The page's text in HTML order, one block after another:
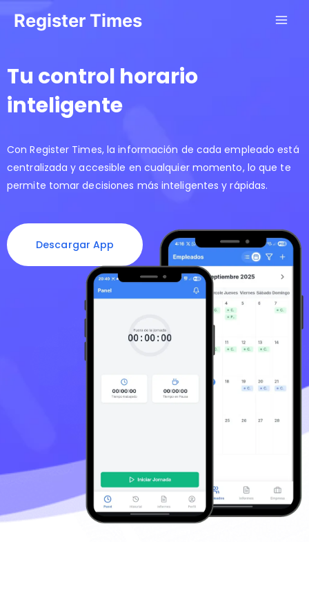
Register Times
Tu control horario
inteligente
Con Register Times, la información de cada empleado está
centralizada y accesible en cualquier momento, lo que te
permite tomar decisiones más inteligentes y rápidas.
Descargar App